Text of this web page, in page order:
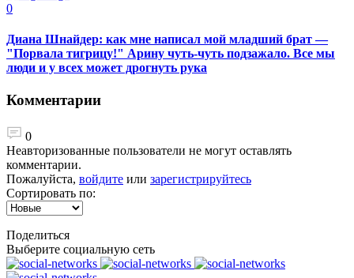
0
Диана Шнайдер: как мне написал мой младший брат —
"Порвала тигрицу!" Арину чуть-чуть подзажало. Все мы
люди и у всех может дрогнуть рука
Комментарии
0
Неавторизованные пользователи не могут оставлять
комментарии.
Пожалуйста, войдите или зарегистрируйтесь
Сортировать по:
Поделиться
Выберите социальную сеть